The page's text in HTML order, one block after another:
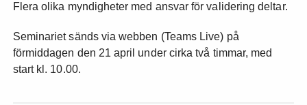
Flera olika myndigheter med ansvar för validering deltar.
Seminariet sänds via webben (Teams Live) på
förmiddagen den 21 april under cirka två timmar, med
start kl. 10.00.